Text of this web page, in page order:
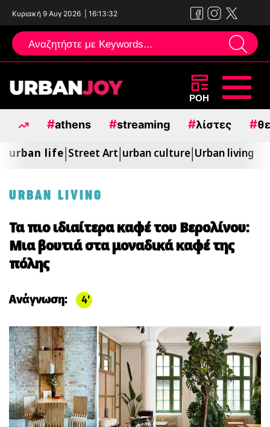
Κυριακή 9 Αυγ 2026 16:13:34
Μεταπηδήστε
περιεχόμενο
ΡΟΗ
#athens #streaming #λίστες #
urban life Street Art urban culture Urban living
URBAN LIVING
Τα πιο ιδιαίτερα καφέ του Βερολίνου:
Μια βουτιά στα μοναδικά καφέ της
πόλης
Ανάγνωση: 4